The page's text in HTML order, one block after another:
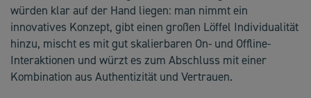
würden klar auf der Hand liegen: man nimmt ein
innovatives Konzept, gibt einen großen Löffel Individualität
hinzu, mischt es mit gut skalierbaren On- und Offline-
Interaktionen und würzt es zum Abschluss mit einer
Kombination aus Authentizität und Vertrauen.